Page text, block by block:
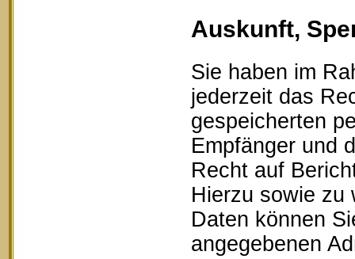
Auskunft,
Sie haben im
jederzeit das
gespeicherten
Empfänger und
Recht auf
Hierzu sowie zu
Daten können
angegebenen